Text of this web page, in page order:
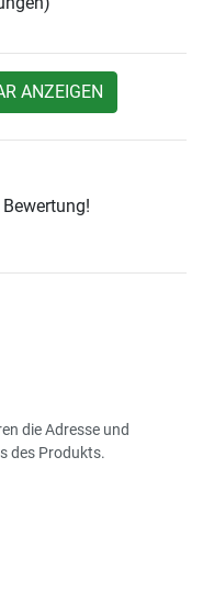
ANZEIGEN
die Adresse und
des Produkts.